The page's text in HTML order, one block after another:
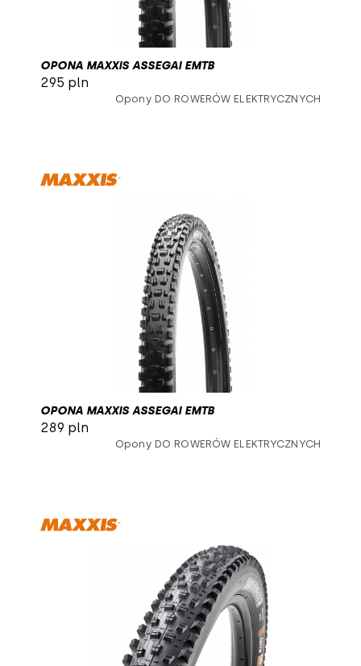
OPONA MAXXIS ASSEGAI EMTB
295 pln
Opony DO ROWERÓW ELEKTRYCZNYCH
OPONA MAXXIS ASSEGAI EMTB
289 pln
Opony DO ROWERÓW ELEKTRYCZNYCH